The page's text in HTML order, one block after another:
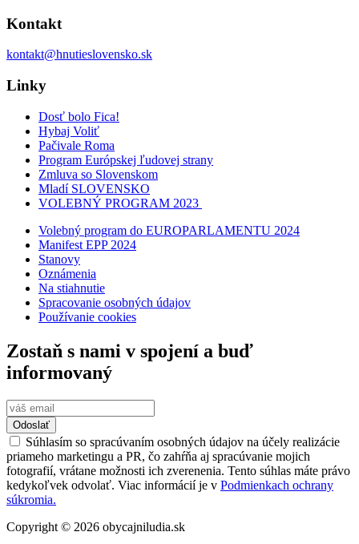
Kontakt
kontakt@hnutieslovensko.sk
Linky
Dosť bolo Fica!
Hybaj Voliť
Pačivale Roma
Program Európskej ľudovej strany
Zmluva so Slovenskom
Mladí SLOVENSKO
VOLEBNÝ PROGRAM 2023
Volebný program do EUROPARLAMENTU 2024
Manifest EPP 2024
Stanovy
Oznámenia
Na stiahnutie
Spracovanie osobných údajov
Používanie cookies
Zostaň s nami v spojení a buď
informovaný
Odoslať
Súhlasím so spracúvaním osobných údajov na účely realizácie
priameho marketingu a PR, čo zahŕňa aj spracúvanie mojich
fotografií, vrátane možnosti ich zverenenia. Tento súhlas máte právo
kedykoľvek odvolať. Viac informácií je v Podmienkach ochrany
súkromia.
Copyright © 2026 obycajniludia.sk